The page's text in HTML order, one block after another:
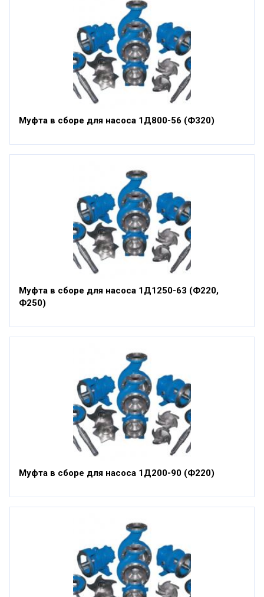
Муфта в сборе для насоса 1Д800-56 (Ф320)
Муфта в сборе для насоса 1Д1250-63 (Ф220,
Ф250)
Муфта в сборе для насоса 1Д200-90 (Ф220)